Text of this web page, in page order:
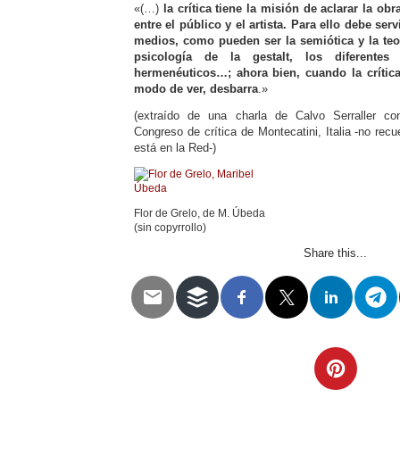
de
arte-
ssssss
«(…) la crítica tiene la misión de aclarar la
entre el público y el artista. Para ello debe
medios, como pueden ser la semiótica y la
psicología de la gestalt, los diferentes
hermenéuticos…; ahora bien, cuando la
modo de ver, desbarra .»
(extraído de una charla de Calvo Serraller
Congreso de crítica de Montecatini, Italia -no
está en la Red-)
Flor de Grelo, de M. Úbeda
(sin copyrrollo)
Share this...